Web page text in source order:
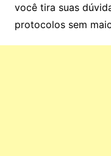
você tira suas
protocolos sem